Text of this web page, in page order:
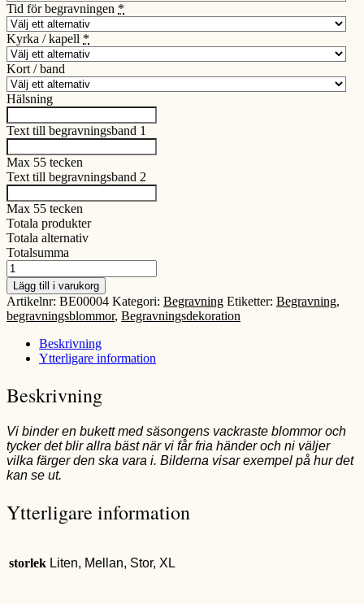
Tid för begravningen *
Kyrka / kapell *
Kort / band
Hälsning
Text till begravningsband 1
Max 55 tecken
Text till begravningsband 2
Max 55 tecken
Totala produkter
Totala alternativ
Totalsumma
Liggande
Begravningsbukett
mängd
Lägg till i varukorg
Artikelnr: BE00004 Kategori: Begravning Etiketter: Begravning,
begravningsblommor, Begravningsdekoration
Beskrivning
Ytterligare information
Beskrivning
Vi binder en bukett med säsongens vackraste blommor och
tycker det blir allra bäst när vi får fria händer och ni väljer
vilka färger den ska vara i. Bilderna visar exempel på hur det
kan se ut.
Ytterligare information
storlek Liten, Mellan, Stor, XL